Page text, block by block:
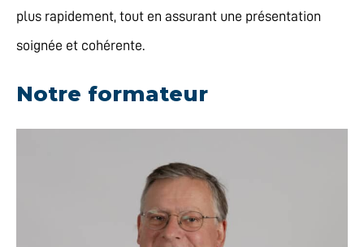
plus rapidement, tout en assurant une présentation
soignée et cohérente.
Notre formateur